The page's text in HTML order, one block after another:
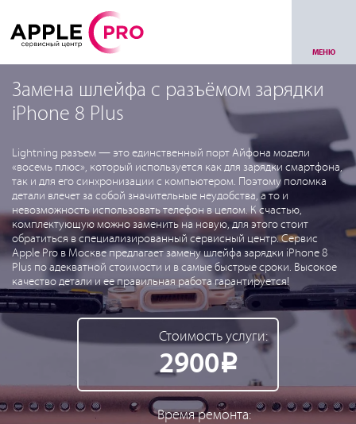
МЕНЮ
Замена шлейфа с разъёмом зарядки
iPhone 8 Plus
Lightning разъем — это единственный порт Айфона модели
«восемь плюс», который используется как для зарядки смартфона,
так и для его синхронизации с компьютером. Поэтому поломка
детали влечет за собой значительные неудобства, а то и
невозможность использовать телефон в целом. К счастью,
комплектующую можно заменить на новую, для этого стоит
обратиться в специализированный сервисный центр. Сервис
Apple Pro в Москве предлагает замену шлейфа зарядки iPhone 8
Plus по адекватной стоимости и в самые быстрые сроки. Высокое
качество детали и ее правильная работа гарантируется!
Стоимость услуги:
2900Р
Время ремонта: